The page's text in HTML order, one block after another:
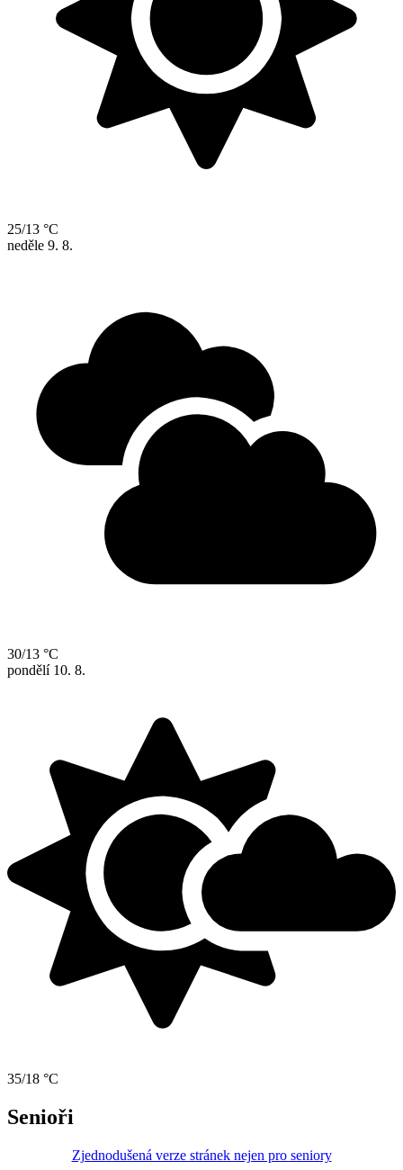
25/13 °C
neděle 9. 8.
30/13 °C
pondělí 10. 8.
35/18 °C
Senioři
Zjednodušená verze stránek nejen pro seniory